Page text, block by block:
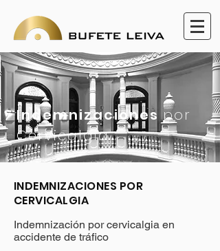
Indemnizacionespor
Cervicalgia
INDEMNIZACIONES POR
CERVICALGIA
Indemnización por cervicalgia en
accidente de tráfico